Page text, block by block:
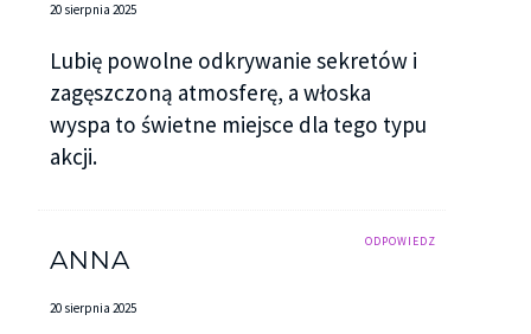
20 sierpnia 2025
Lubię powolne odkrywanie sekretów i
zagęszczoną atmosferę, a włoska
wyspa to świetne miejsce dla tego typu
akcji.
ODPOWIEDZ
ANNA
20 sierpnia 2025